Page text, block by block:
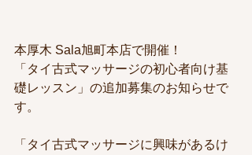
本厚木 Sala旭町本店で開催！
「タイ古式マッサージの初心者向け基
礎レッスン」の追加募集のお知らせで
す。
「タイ古式マッサージに興味があるけ